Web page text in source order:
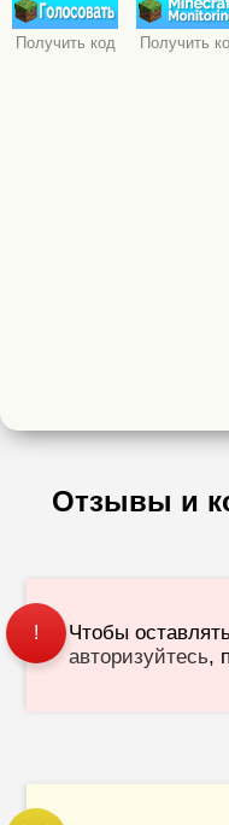
Получить код Получить
Отзывы и
!
Чтобы
авторизуйтесь,